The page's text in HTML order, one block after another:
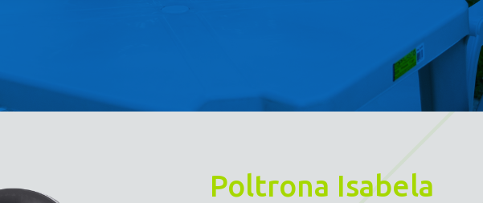
Poltrona Isabela